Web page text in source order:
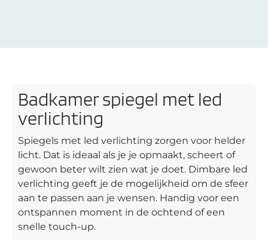
Badkamer spiegel met led
verlichting
Spiegels met led verlichting zorgen voor helder
licht. Dat is ideaal als je je opmaakt, scheert of
gewoon beter wilt zien wat je doet. Dimbare led
verlichting geeft je de mogelijkheid om de sfeer
aan te passen aan je wensen. Handig voor een
ontspannen moment in de ochtend of een
snelle touch-up.